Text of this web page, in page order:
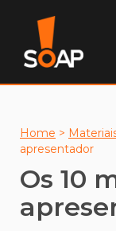
Home >
apresentador
Os 10